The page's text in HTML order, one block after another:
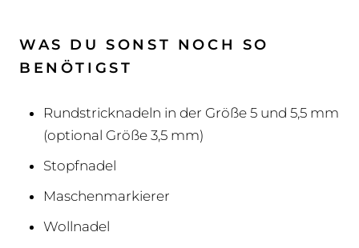
WAS DU SONST NOCH SO
BENÖTIGST
Rundstricknadeln in der Größe 5 und 5,5 mm
(optional Größe 3,5 mm)
Stopfnadel
Maschenmarkierer
Wollnadel